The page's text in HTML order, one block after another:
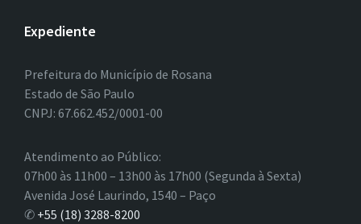
Expediente
Prefeitura do Município de Rosana
Estado de São Paulo
CNPJ: 67.662.452/0001-00
Atendimento ao Público:
07h00 às 11h00 – 13h00 às 17h00 (Segunda à Sexta)
Avenida José Laurindo, 1540 – Paço
✆ +55 (18) 3288-8200